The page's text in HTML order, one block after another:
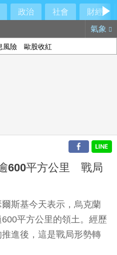
政治 社會
財經
氣象
風險 歐股收紅
600平方公里 戰局
斯基今天表示，烏克蘭
平方公里的領土。經歷
進後，這是戰局形勢轉